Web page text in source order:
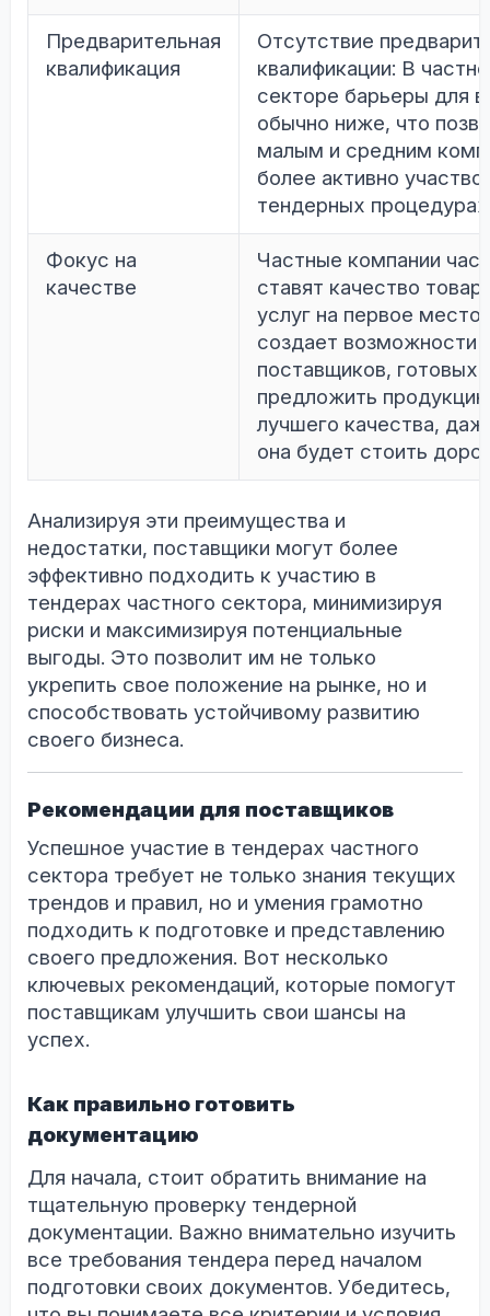
Предварительная
квалификация
Отсутствие
квалификации: В
секторе барьеры для
обычно ниже, что
малым и средним
более активно
тендерных процедурах
Фокус на
качестве
Частные компании
ставят качество
услуг на первое
создает возможности
поставщиков, готовых
предложить
лучшего качества,
она будет стоить
Анализируя эти преимущества и
недостатки, поставщики могут более
эффективно подходить к участию в
тендерах частного сектора, минимизируя
риски и максимизируя потенциальные
выгоды. Это позволит им не только
укрепить свое положение на рынке, но и
способствовать устойчивому развитию
своего бизнеса.
Рекомендации для поставщиков
Успешное участие в тендерах частного
сектора требует не только знания текущих
трендов и правил, но и умения грамотно
подходить к подготовке и представлению
своего предложения. Вот несколько
ключевых рекомендаций, которые помогут
поставщикам улучшить свои шансы на
успех.
Как правильно готовить
документацию
Для начала, стоит обратить внимание на
тщательную проверку тендерной
документации. Важно внимательно изучить
все требования тендера перед началом
подготовки своих документов. Убедитесь,